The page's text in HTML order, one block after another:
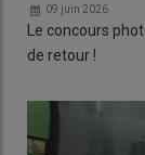
09 juin 2026
Le concours
de retour !